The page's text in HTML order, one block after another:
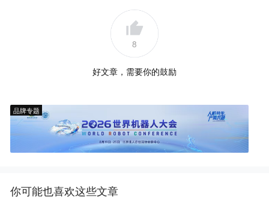
8
好文章，需要你的鼓励
品牌专题
你可能也喜欢这些文章